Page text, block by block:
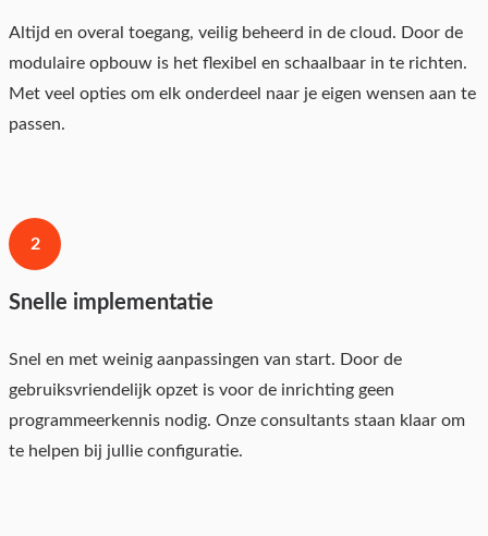
Altijd en overal toegang, veilig beheerd in de cloud. Door de
modulaire opbouw is het flexibel en schaalbaar in te richten.
Met veel opties om elk onderdeel naar je eigen wensen aan te
passen.
2
Snelle implementatie
Snel en met weinig aanpassingen van start. Door de
gebruiksvriendelijk opzet is voor de inrichting geen
programmeerkennis nodig. Onze consultants staan klaar om
te helpen bij jullie configuratie.